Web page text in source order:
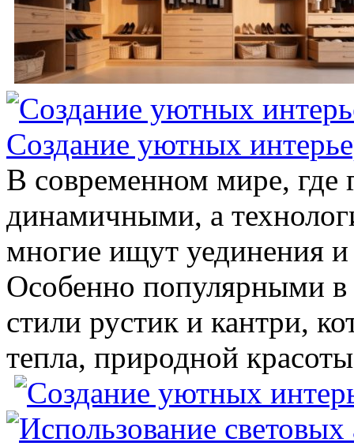
Создание уютных
В современном мире, где
динамичными, а
многие ищут уединения
Особенно популярными в
стили рустик и кантри,
тепла, природной